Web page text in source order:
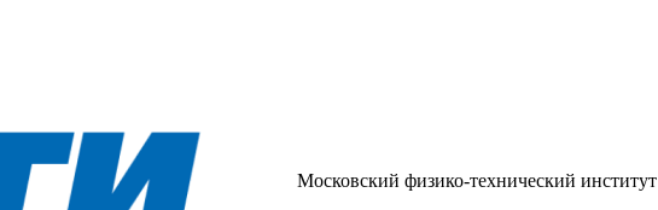
Московский физико-технический институт